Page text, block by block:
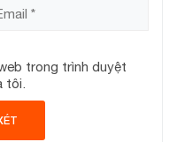
nhiệt độ cao, chống sốc,
thẻ SD Adapter để bạn
thuận tiện.
trong trình duyệt
tôi.